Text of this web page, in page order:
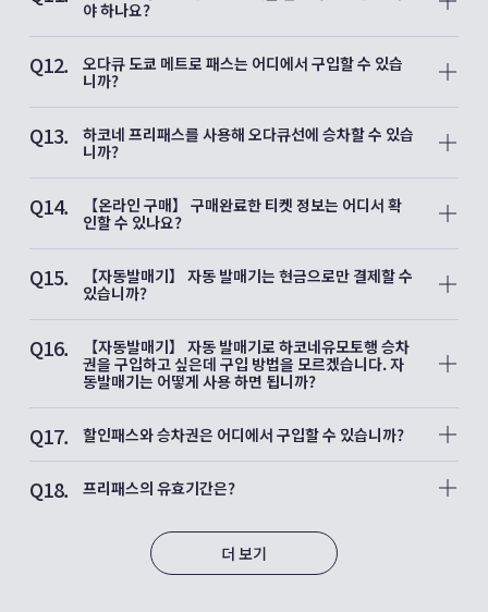
등 타인에게 양도할 수 있습니다. 양도 가능한 티켓 및 양도 방법
에
대한 자세한 내용은 이 페이지에서 확인해 주십시오.
※키즈용 휴대폰은 사용할 수 없습니다.
※일본여행/토부 톱 투어스/오다큐여행 예약 사이트에서 티켓을
구매하신 고객님 및 쿠폰코드로 티켓을 구매한 고객님은 양도가
불가능 하므로 ,
본인의 스마트폰으로 직접 티켓을 발급 받아야 합니다.
단, 대체 교통편을 이용한 경우에는 환불은 불가능합니다.
해당 구간에서 티켓을 이용할 수 없는 경우에 한해,
해당 구간에 대한 부분 환불이 이루어집니다.
어 있으니, 티켓 구매 시의 로그인 방법으로 다시 로그인을 해주
시기 바랍니다.
​이메일주소 입력란은 대문자와 소문자를 구분하고 있습니다. 동
일한 이메일 주소의 대문자와 소문자의 다른 조합으로 로그인하
예를 들어, Taro.Odakyu@emot.jp 와 taro.odakyu@emot.jp
를 입력하면 두 계정을 서로 다른 계정으로 인식합니다.
Taro.Odakyu@emot.jp 에서 로그인하여 구매한 티켓은 이후에
taro.odakyu@emot.jp 에서 로그인하면 티켓이 표시되지 않습
니다.(그 반대도 동일).
예를들어 [SNS 로그인]→[Google]로 로그인하여 티켓을 구매했
그 후에 [이메일주소로 로그인]을 선택해 Gmail 주소를 입력하여
접속하셨을경우에도, 티켓은 표시되지 않습니다(그 반대도 동
일).
우,
그 후에 [이메일 주소로 로그인]을 선택하여 Facebook 계정과
관련된 이메일 주소를 입력하고 로그인한 경우에도 마찬가지로
티켓은 표시되지 않습니다.(그 반대도 동일).
야 하나요?
A11.
양도자가 보낸 양도용 URL을 복사하여, 아래 권장 브라우저에
붙여 넣고 로그인하여 받으시기 바랍니다.
또한 양도를 받는 분도, 양도하는 분이 앱 [EMot]를 이용하시는
경우는 앱 [EMot]의, 웹 사이트 [EMot 온라인 티켓]을 이용하시
는 경우는 웹 사이트 [EMot 온라인 티켓]의 계정 등록이 필요합
니다.
・iPhone의 경우：Safari
・Android의 경우：Google Chrome
Q12.
오다큐 도쿄 메트로 패스는 어디에서 구입할 수 있습
니까?
A12.
오다큐 도쿄 메트로 패스는 도쿄 메트로 전 노선과 오다큐선 신
주쿠역에서 요요기우에하라역을 자유롭게 승하차할 수 있고 더
불어 오다큐선 왕복 승차권이 세트로 구성된 실속 있는 프리패스
입니다.
패스를 제시하시면 도쿄도 내의 많은 관광 명소 및 음식점 등의
시설에서 할인 및 우대를 받으실 수 있습니다.
유효기간은 1일 한정으로 패스 금액은 오다큐선 출발역에 따라
다릅니다.
오다큐선 각 역(신주쿠에서 요요기우에하라역 구간은 제외)의 자
동발매기, 창구 또는 오다큐 트래블 각 영업소에서 구입하실 수
있습니다.
(일부 취급하지 않는 점포도 있습니다.) 자세한 내용은 오다큐선
창구 역무원에게 문의하시기 바랍니다.
Q13.
하코네 프리패스를 사용해 오다큐선에 승차할 수 있습
니까?
A13.
신주쿠 출발 하코네 프리패스를 이용하실 경우에는
신주쿠에서 오다와라 구간의 왕복 승차권이 포함되어 있어
하코네 프리패스 한 장으로 오다큐선을 왕복 이용하실 수 있습니
반면, 오다와라에서 출발 하코네 프리패스에는
오다큐선 승차권이 포함되어 있지 않으므로
오다큐선에 승차하실 때 별도의 승차권을 구입하셔야 합니다.
이 외에 기타 오다큐선 역에서 출발하는 프리패스는
출발역에서 오다와라역까지 1회 왕복 승차권이 포함되어 있습니
다.
단, 모든 패스는 특급 로망스카를 이용하려면
별도의 특급열차 승차권을 구입하셔야 합니다.
하코네 프리패스
Q14.
【온라인 구매】 구매완료한 티켓 정보는 어디서 확
인할 수 있나요?
A14.
오다큐 디지털 티켓 공식 사이트 (EMot 온라인 티켓) 으로 티켓
을 표시하려면 로그인 후
【로망스카 특급권】
홈 화면의 [특급권 구매/확인]을 탭 해 주세요.
【로망스카 특급권 이외의 티켓】
왼쪽 상단의 [메뉴]→[마이페이지]→[보유 티켓 일람]을 탭 해 주
세요.
Q15.
【자동발매기】 자동 발매기는 현금으로만 결제할 수
있습니까?
A15.
IC 카드(PASMO, Suica) 및 신용카드(‘Visa’, ‘Mastercard’,
‘JCB’, ‘아메리칸 익스프레스’, ‘다이너스 클럽’)로도 결제하실 수
있습니다.
Q16.
【자동발매기】 자동 발매기로 하코네유모토행 승차
권을 구입하고 싶은데 구입 방법을 모르겠습니다. 자
동발매기는 어떻게 사용 하면 됩니까?
A16.
자동 발매기에서 ‘Transfer Ticket’을 터치하면 경유역이 표시되
니 ‘Via ODAWARA’를 터치해 주십시오. 자동 발매기 위쪽에 표
시된 운임표를 보고 목적지(하코네유모토역)까지의 운임을 확인
한 뒤, 자동발매기에 표시된 해당 운임을 탭한후 표시된 금액을
결제해 주십시오.
Q17. 할인패스와 승차권은 어디에서 구입할 수 있습니까?
A17.
하코네 프리패스, 에노시마·가마쿠라 프리패스, 단자와·오야마 프
리패스 및 오다큐선의 승차권은 각 역의 자동발매기 뿐만 아니
후지하코네패스등 자동발매기와 온라인으로는 구입할 수 없고,
오다큐 관광센터에서만 발매하는 패스도 있습니다.
Q18. 프리패스의 유효기간은?
능 일수는 1~3일간 유효합니다.
예를 들어, 2일간 유효한 하코네 프리패스를 구입한 경우, 구입일
에 관계없이 프리패스를 구입한 당일을 1일째로 계산합니다.
더 보기